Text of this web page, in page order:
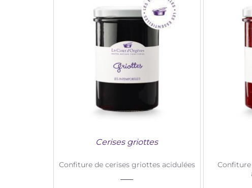
Cerises griottes
Confiture de cerises griottes acidulées